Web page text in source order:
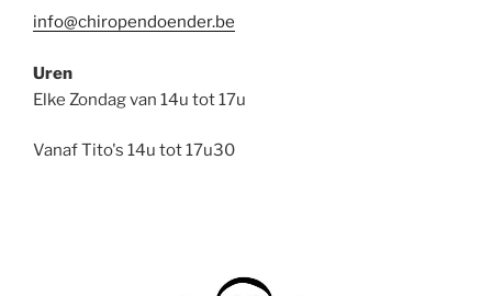
info@chiropendoender.be
Uren
Elke Zondag van 14u tot 17u
Vanaf Tito's 14u tot 17u30